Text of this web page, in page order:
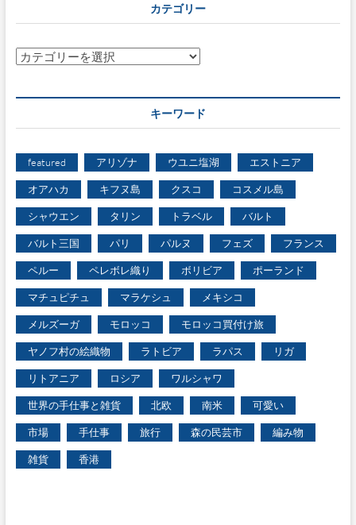
カテゴリー
カ
ー
キーワード
featured アリゾナ ウユニ塩湖 エストニア
オアハカ キフヌ島 クスコ コスメル島
シャウエン タリン トラベル バルト
バルト三国 パリ パルヌ フェズ フランス
ペルー ペレボレ織り ボリビア ポーランド
マチュピチュ マラケシュ メキシコ
メルズーガ モロッコ モロッコ買付け旅
ヤノフ村の絵織物 ラトビア ラパス リガ
リトアニア ロシア ワルシャワ
世界の手仕事と雑貨 北欧 南米 可愛い
市場 手仕事 旅行 森の民芸市 編み物
雑貨 香港